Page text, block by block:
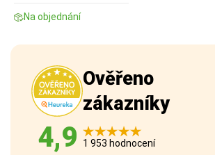
Na objednání
Ověřeno
zákazníky
4,9 1 953 hodnocení